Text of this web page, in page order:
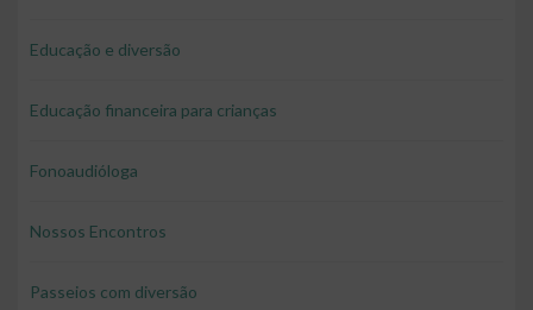
Educação e diversão
Educação financeira para crianças
Fonoaudióloga
Nossos Encontros
Passeios com diversão